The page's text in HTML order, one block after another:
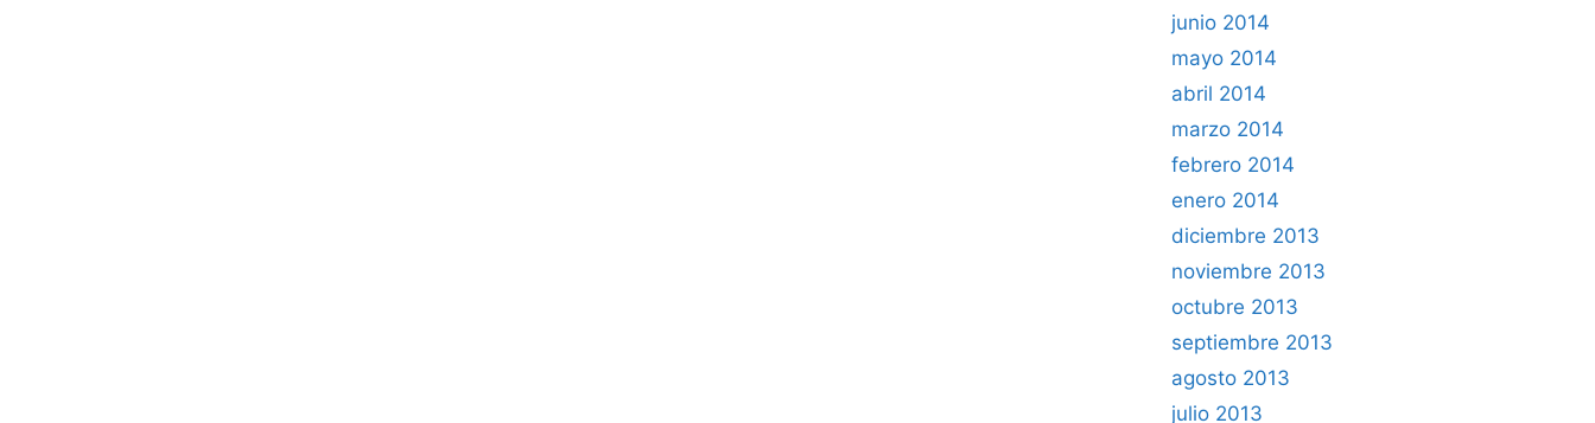
junio 2014
mayo 2014
abril 2014
marzo 2014
febrero 2014
enero 2014
diciembre 2013
noviembre 2013
octubre 2013
septiembre 2013
agosto 2013
julio 2013